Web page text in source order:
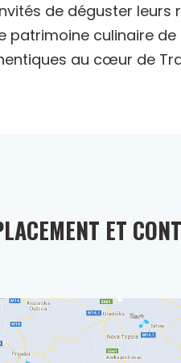
de déguster
patrimoine culinaire
au cœur de
ET